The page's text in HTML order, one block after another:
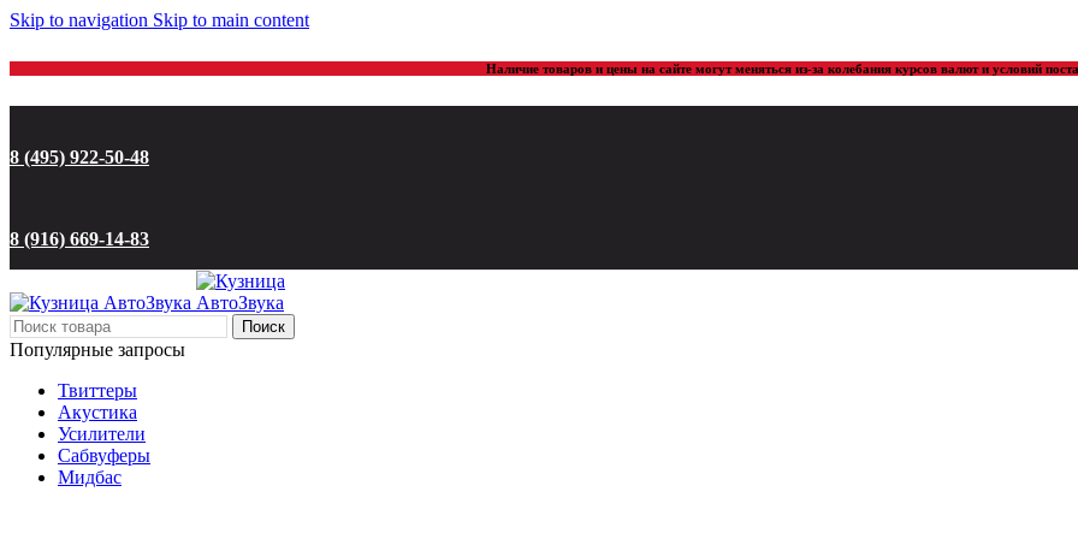
Skip to navigation Skip to main content
Наличие товаров и цены на сайте могут меняться из-за колебания курсов валют и условий
8 (495) 922-50-48
8 (916) 669-14-83
Поиск
Популярные запросы
Твиттеры
Акустика
Усилители
Сабвуферы
Мидбас